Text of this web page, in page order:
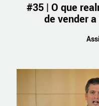
#35 | O que
de vender